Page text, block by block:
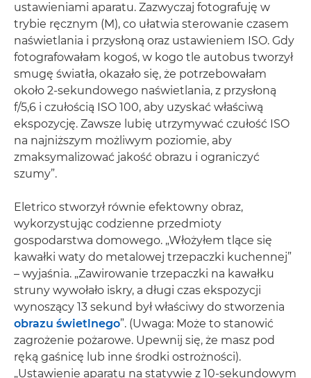
ustawieniami aparatu. Zazwyczaj fotografuję w
trybie ręcznym (M), co ułatwia sterowanie czasem
naświetlania i przysłoną oraz ustawieniem ISO. Gdy
fotografowałam kogoś, w kogo tle autobus tworzył
smugę światła, okazało się, że potrzebowałam
około 2-sekundowego naświetlania, z przysłoną
f/5,6 i czułością ISO 100, aby uzyskać właściwą
ekspozycję. Zawsze lubię utrzymywać czułość ISO
na najniższym możliwym poziomie, aby
zmaksymalizować jakość obrazu i ograniczyć
szumy”.
Eletrico stworzył równie efektowny obraz,
wykorzystując codzienne przedmioty
gospodarstwa domowego. „Włożyłem tlące się
kawałki waty do metalowej trzepaczki kuchennej”
– wyjaśnia. „Zawirowanie trzepaczki na kawałku
struny wywołało iskry, a długi czas ekspozycji
wynoszący 13 sekund był właściwy do stworzenia
obrazu świetlnego”. (Uwaga: Może to stanowić
zagrożenie pożarowe. Upewnij się, że masz pod
ręką gaśnicę lub inne środki ostrożności).
„Ustawienie aparatu na statywie z 10-sekundowym